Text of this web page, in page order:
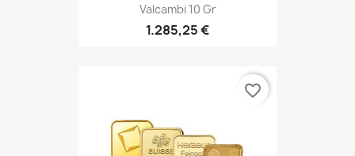
Valcambi 10 Gr
1.285,25 €
favorite_border